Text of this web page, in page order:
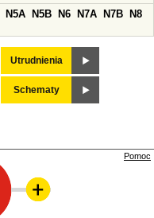
N5A N5B N6 N7A N7B
N8
Utrudnienia
Schematy
Pomoc